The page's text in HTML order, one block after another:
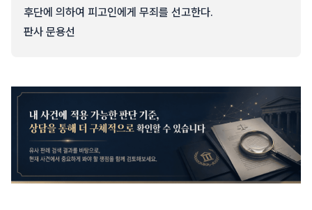
후단에 의하여 피고인에게 무죄를 선고한다.
판사 문용선